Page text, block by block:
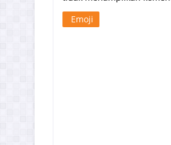
Emoji